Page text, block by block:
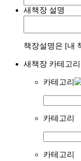
새책장 설명
책장설명은 [내
새책장 카테고리
카테고리
카테고리
카테고리